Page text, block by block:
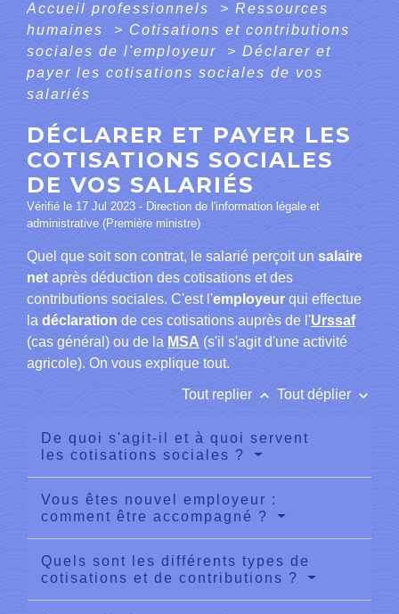
Accueil professionnels > Ressources
humaines
> Cotisations et contributions
sociales de l'employeur
> Déclarer et
payer les cotisations sociales de vos
salariés
DÉCLARER ET PAYER LES
COTISATIONS SOCIALES
DE VOS SALARIÉS
Vérifié le 17 Jul 2023 - Direction de l'information légale et
administrative (Première ministre)
Quel que soit son contrat, le salarié perçoit un salaire
net après déduction des cotisations et des
contributions sociales. C'est l'employeur qui effectue
la déclaration de ces cotisations auprès de l'Urssaf
(cas général) ou de la MSA (s'il s'agit d'une activité
agricole). On vous explique tout.
Tout replier keyboard_arrow_up Tout déplier keyboard_arrow_down
De quoi s'agit-il et à quoi servent
les cotisations sociales ?
Vous êtes nouvel employeur :
comment être accompagné ?
Quels sont les différents types de
cotisations et de contributions ?